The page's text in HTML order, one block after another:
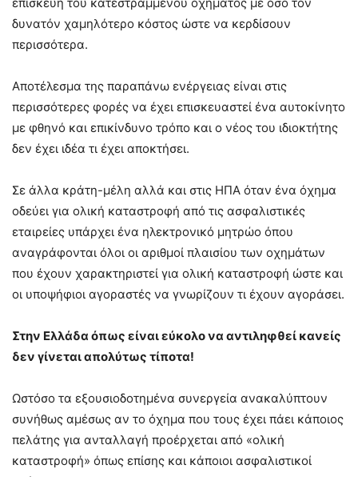
επισκευή του κατεστραμμένου οχήματος με όσο τον
δυνατόν χαμηλότερο κόστος ώστε να κερδίσουν
περισσότερα.
Αποτέλεσμα της παραπάνω ενέργειας είναι στις
περισσότερες φορές να έχει επισκευαστεί ένα αυτοκίνητο
με φθηνό και επικίνδυνο τρόπο και ο νέος του ιδιοκτήτης
δεν έχει ιδέα τι έχει αποκτήσει.
Σε άλλα κράτη-μέλη αλλά και στις ΗΠΑ όταν ένα όχημα
οδεύει για ολική καταστροφή από τις ασφαλιστικές
εταιρείες υπάρχει ένα ηλεκτρονικό μητρώο όπου
αναγράφονται όλοι οι αριθμοί πλαισίου των οχημάτων
που έχουν χαρακτηριστεί για ολική καταστροφή ώστε και
οι υποψήφιοι αγοραστές να γνωρίζουν τι έχουν αγοράσει.
Στην Ελλάδα όπως είναι εύκολο να αντιληφθεί κανείς
δεν γίνεται απολύτως τίποτα!
Ωστόσο τα εξουσιοδοτημένα συνεργεία ανακαλύπτουν
συνήθως αμέσως αν το όχημα που τους έχει πάει κάποιος
πελάτης για ανταλλαγή προέρχεται από «ολική
καταστροφή» όπως επίσης και κάποιοι ασφαλιστικοί